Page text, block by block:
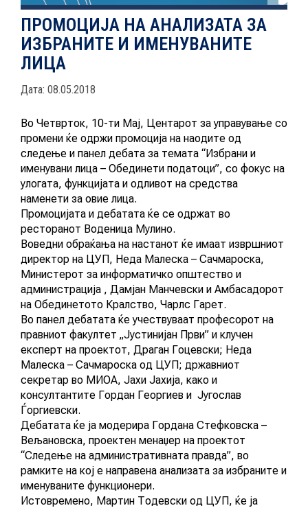
УСЛУГИ
КАТАЛОГ НА УСЛУГИ
ПОВИЦИ
АКТУЕЛНИ ПОВИЦИ
АРХИВА
ИНИЦИЈАТИВИ
ПОСТАПКА
ПОДНЕСИ ИНИЦИЈАТИВА
ПОДДРЖИ ИНИЦИЈАТИВА
МУЛТИМЕДИЈА
ГАЛЕРИЈА
ВИДЕО
КОНТАКТ
Новост
ПРОМОЦИЈА НА АНАЛИЗАТА ЗА
ИЗБРАНИТЕ И ИМЕНУВАНИТЕ
ЛИЦА
Дата: 08.05.2018
Во Четврток, 10-ти Мај, Центарот за управување со
промени ќе одржи промоција на наодите од
следење и панел дебата за темата “Избрани и
именувани лица – Обединети податоци”, со фокус на
улогата, функцијата и одливот на средства
наменети за овие лица.
Промоцијата и дебатата ќе се одржат во
ресторанот Воденица Мулино.
Воведни обраќања на настанот ќе имаат извршниот
директор на ЦУП, Неда Малеска – Сачмароска,
Министерот за информатичко општество и
администрација , Дамјан Манчевски и Амбасадорот
на Обединетото Кралство, Чарлс Гарет.
Во панел дебатата ќе учествуваат професорот на
правниот факултет „Јустинијан Први” и клучен
експерт на проектот, Драган Гоцевски; Неда
Малеска – Сачмароска од ЦУП; државниот
секретар во МИОА, Јахи Јахија, како и
консултантите Гордан Георгиев и Југослав
Ѓоргиевски.
Дебатата ќе ја модерира Гордана Стефковска –
Вељановска, проектен менаџер на проектот
“Следење на административната правда”, во
рамките на кој е направена анализата за избраните и
именуваните функционери.
Истовремено, Мартин Тодевски од ЦУП, ќе ја